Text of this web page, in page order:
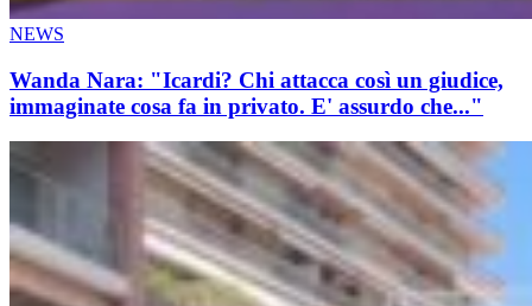
NEWS
Wanda Nara: "Icardi? Chi attacca così un giudice,
immaginate cosa fa in privato. E' assurdo che..."